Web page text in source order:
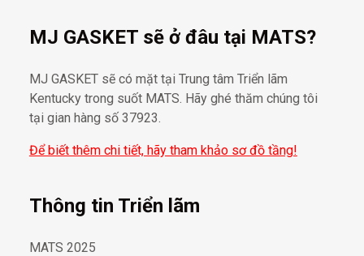
MJ GASKET sẽ ở đâu tại MATS?
MJ GASKET sẽ có mặt tại Trung tâm Triển lãm
Kentucky trong suốt MATS. Hãy ghé thăm chúng tôi
tại gian hàng số 37923.
Để biết thêm chi tiết, hãy tham khảo sơ đồ tầng!
Thông tin Triển lãm
MATS 2025